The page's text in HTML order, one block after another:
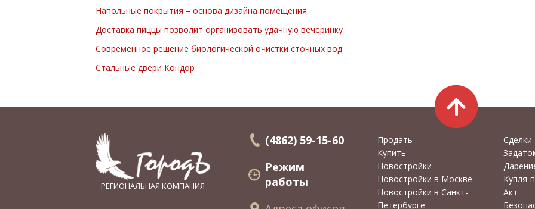
Напольные покрытия – основа дизайна помещения
Доставка пиццы позволит организовать удачную вечеринку
Современное решение биологической очистки сточных вод
Стальные двери Кондор
РЕГИОНАЛЬНАЯ КОМПАНИЯ
(4862) 59-15-60
Режим
работы
Продать
Купить
Новостройки
Новостройки в Москве
Новостройки в Санкт-
Петербурге
Сделки
Купля-
Акт